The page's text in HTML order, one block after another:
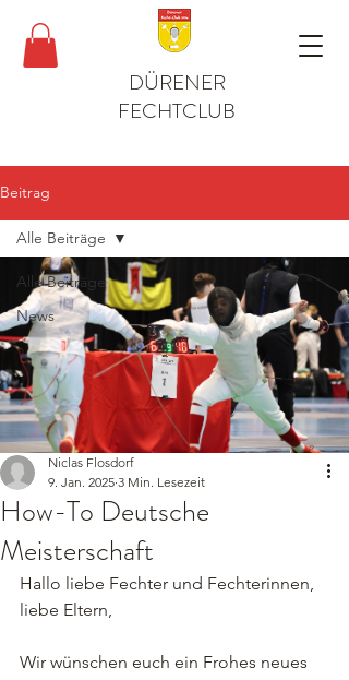
DÜRENER
FECHTCLUB
Beitrag
Alle Beiträge
News
Alle Beiträge
How-To Deutsche
Meisterschaft
Niclas Flosdorf
9. Jan. 2025 3 Min. Lesezeit
Hallo liebe Fechter und Fechterinnen,
liebe Eltern,
Wir wünschen euch ein Frohes neues